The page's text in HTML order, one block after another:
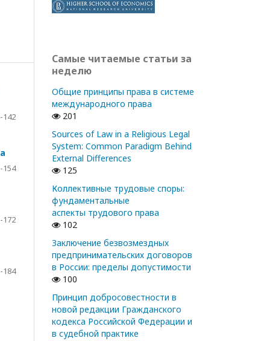
142
154
172
184
Самые читаемые статьи за
неделю
Общие принципы права в системе
международного права
201
Sources of Law in a Religious Legal
System: Common Paradigm Behind
External Differences
125
Коллективные трудовые споры:
фундаментальные
аспекты трудового права
102
Заключение безвозмездных
предпринимательских договоров
в России: пределы допустимости
100
Принцип добросовестности в
новой редакции Гражданского
кодекса Российской Федерации и
в судебной практике